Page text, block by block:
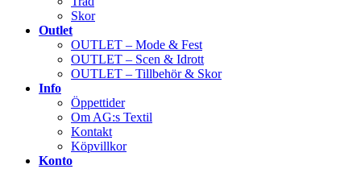
Skor
Outlet
OUTLET – Mode & Fest
OUTLET – Scen & Idrott
OUTLET – Tillbehör & Skor
Info
Öppettider
Om AG:s Textil
Kontakt
Köpvillkor
Konto